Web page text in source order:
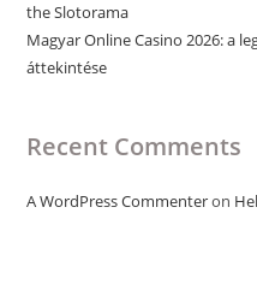
the Slotorama
Magyar Online Casino 2026: a
áttekintése
Recent Comments
A WordPress Commenteron